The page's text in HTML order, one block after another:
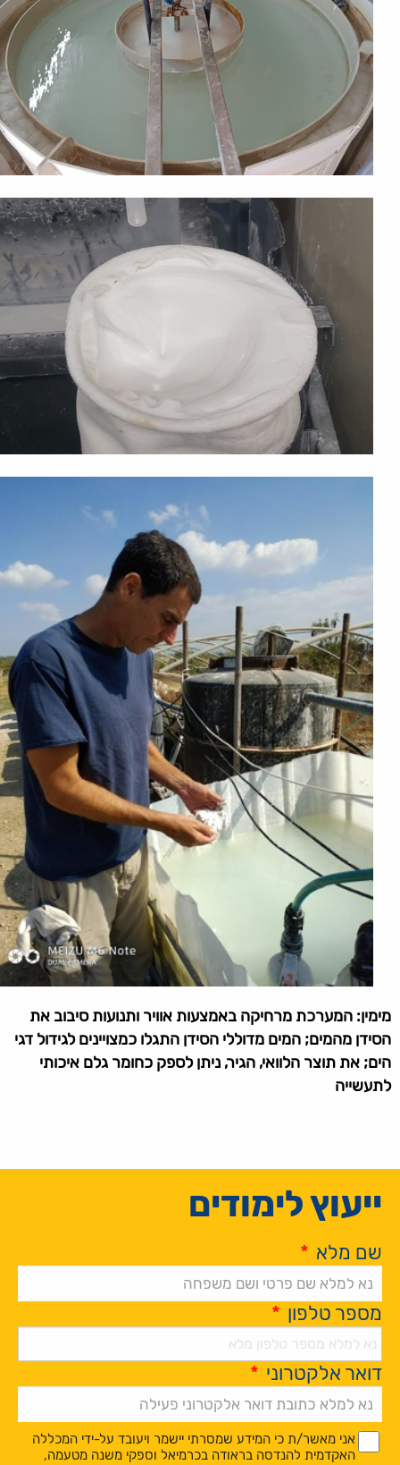
מימין: המערכת מרחיקה באמצעות אוויר ותנועות סיבוב את
הסידן מהמים; המים מדוללי הסידן התגלו כמצויינים לגידול דגי
הים; את תוצר הלוואי, הגיר, ניתן לספק כחומר גלם איכותי
לתעשייה
ייעוץ לימודים
שם מלא *
מספר טלפון *
דואר אלקטרוני *
*
*
אני מאשר/ת כי המידע שמסרתי יישמר ויעובד על-ידי המכללה
האקדמית להנדסה בראודה בכרמיאל וספקי משנה מטעמה,
Alternative: